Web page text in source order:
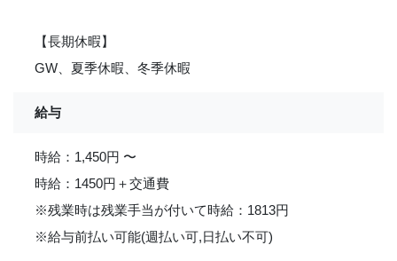
【長期休暇】
GW、夏季休暇、冬季休暇
給与
時給：1,450円 〜
時給：1450円＋交通費
※残業時は残業手当が付いて時給：1813円
※給与前払い可能(週払い可,日払い不可)